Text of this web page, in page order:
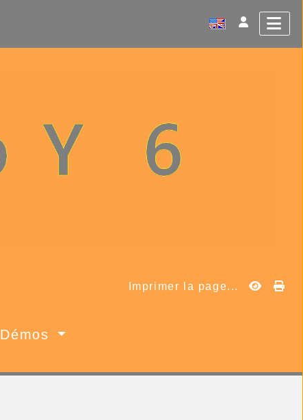
Imprimer la page...
Démos